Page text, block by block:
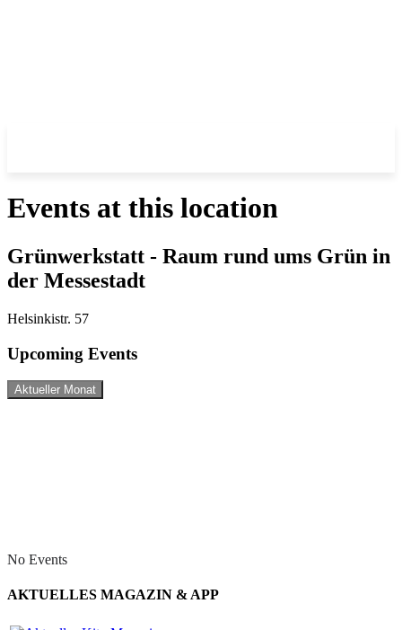
Events at this location
Grünwerkstatt - Raum rund ums Grün in
der Messestadt
Helsinkistr. 57
Upcoming Events
Aktueller Monat
No Events
AKTUELLES MAGAZIN & APP